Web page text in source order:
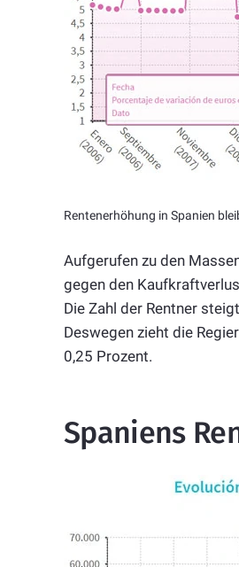
Rentenerhöhung in Spanien
Aufgerufen zu den
gegen den
Die Zahl der Rentner
Deswegen zieht die
0,25 Prozent.
Spaniens